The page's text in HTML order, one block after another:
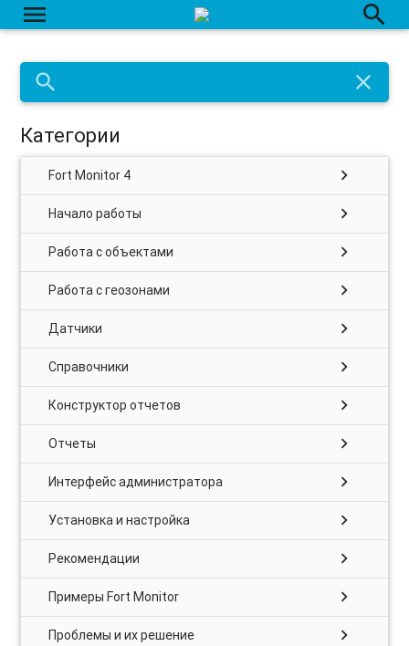
menu search
search close
Категории
Fort Monitor 4 chevron_right
Начало работы chevron_right
Работа с объектами chevron_right
Работа с геозонами chevron_right
Датчики chevron_right
Справочники chevron_right
Конструктор отчетов chevron_right
Отчеты chevron_right
Интерфейс администратора chevron_right
Установка и настройка chevron_right
Рекомендации chevron_right
Примеры Fort Monitor chevron_right
Проблемы и их решение chevron_right